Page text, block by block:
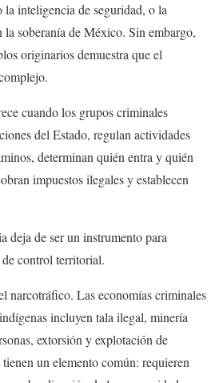
inteligencia de seguridad, o la
soberanía de México. Sin embargo,
originarios demuestra que el
cuando los grupos criminales
del Estado, regulan actividades
determinan quién entra y quién
impuestos ilegales y establecen
deja de ser un instrumento para
control territorial.
narcotráfico. Las economías criminales
incluyen tala ilegal, minería
extorsión y explotación de
un elemento común: requieren